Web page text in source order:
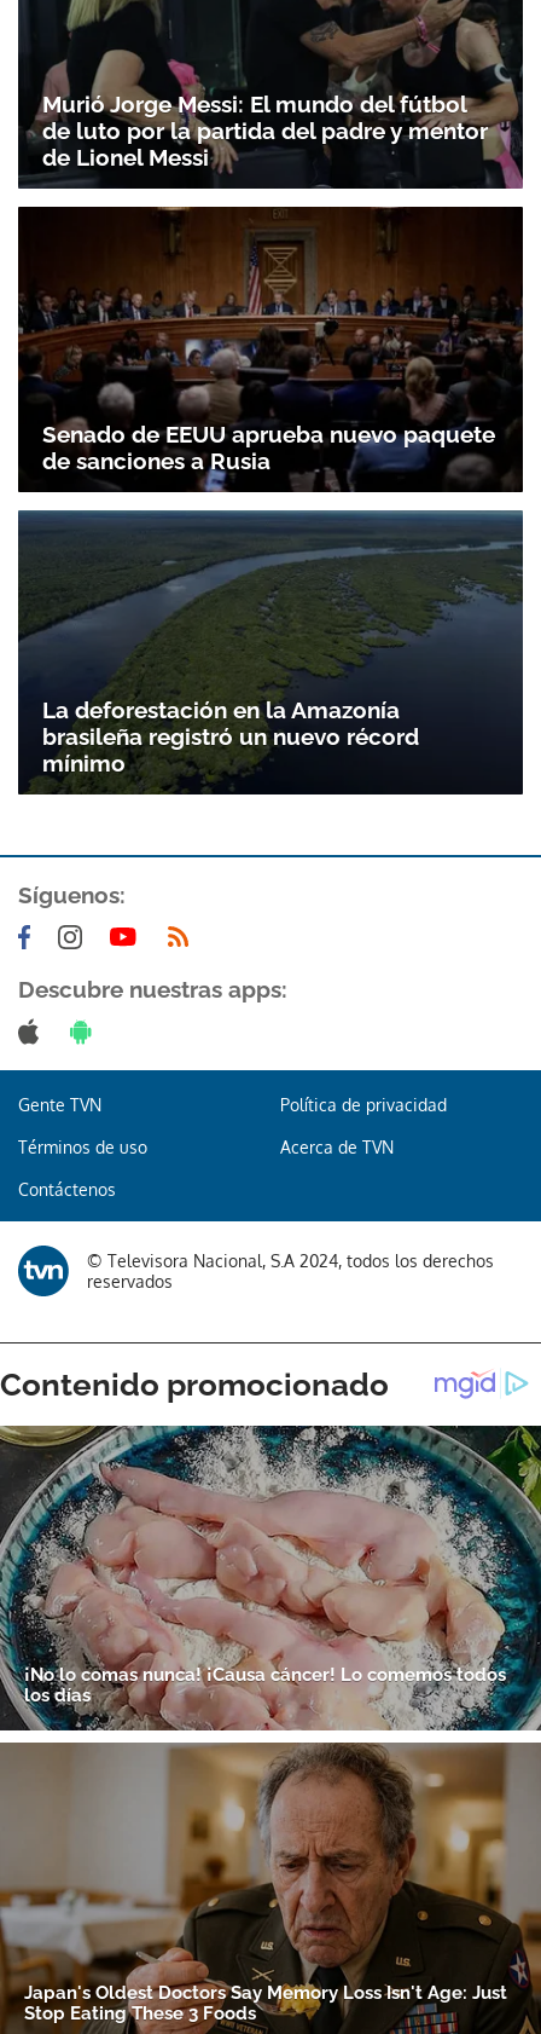
Murió Jorge Messi: El mundo del fútbol
de luto por la partida del padre y mentor
de Lionel Messi
Senado de EEUU aprueba nuevo paquete
de sanciones a Rusia
La deforestación en la Amazonía
brasileña registró un nuevo récord
mínimo
Síguenos:
Descubre nuestras apps:
Gente TVN Política de privacidad
Términos de uso Acerca de TVN
Contáctenos
© Televisora Nacional, S.A 2024, todos los derechos
reservados